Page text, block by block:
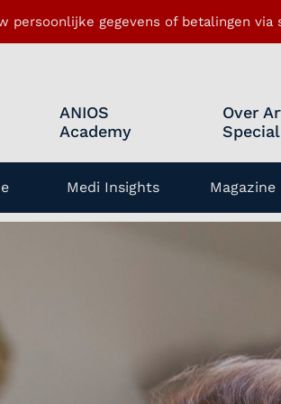
persoonlijke gegevens of betalingen via
ANIOS
Academy
Over
Medi Insights
Magazine